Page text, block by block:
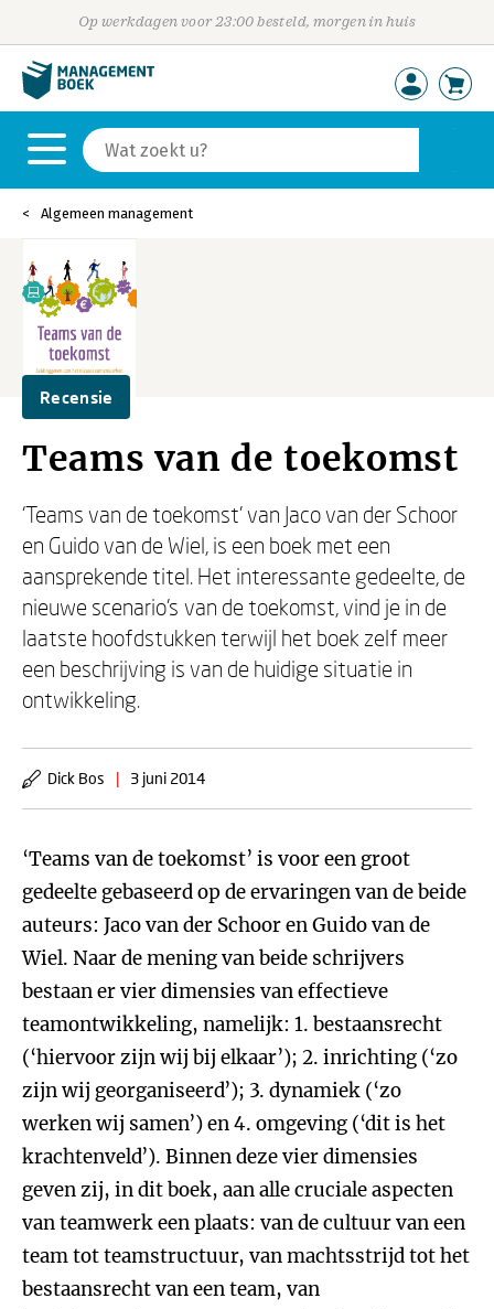
Op werkdagen voor 23:00 besteld, morgen in huis
Algemeen management
Recensie
Teams van de toekomst
‘Teams van de toekomst’ van Jaco van der Schoor
en Guido van de Wiel, is een boek met een
aansprekende titel. Het interessante gedeelte, de
nieuwe scenario’s van de toekomst, vind je in de
laatste hoofdstukken terwijl het boek zelf meer
een beschrijving is van de huidige situatie in
ontwikkeling.
Dick Bos | 3 juni 2014
‘Teams van de toekomst’ is voor een groot
gedeelte gebaseerd op de ervaringen van de beide
auteurs: Jaco van der Schoor en Guido van de
Wiel. Naar de mening van beide schrijvers
bestaan er vier dimensies van effectieve
teamontwikkeling, namelijk: 1. bestaansrecht
(‘hiervoor zijn wij bij elkaar’); 2. inrichting (‘zo
zijn wij georganiseerd’); 3. dynamiek (‘zo
werken wij samen’) en 4. omgeving (‘dit is het
krachtenveld’). Binnen deze vier dimensies
geven zij, in dit boek, aan alle cruciale aspecten
van teamwerk een plaats: van de cultuur van een
team tot teamstructuur, van machtsstrijd tot het
bestaansrecht van een team, van